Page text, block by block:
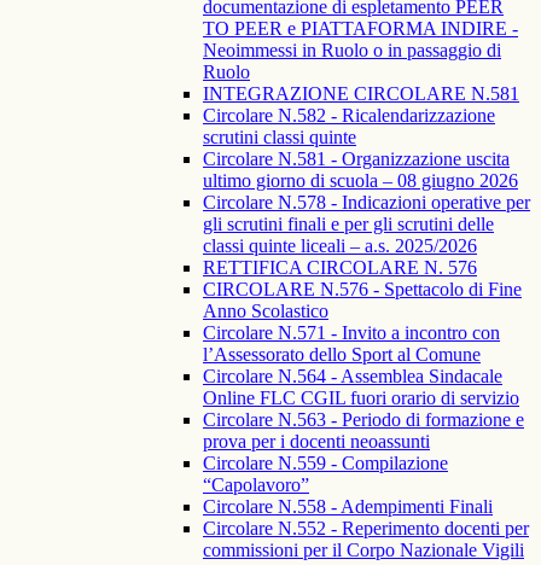
documentazione di espletamento PEER
TO PEER e PIATTAFORMA INDIRE -
Neoimmessi in Ruolo o in passaggio di
Ruolo
INTEGRAZIONE CIRCOLARE N.581
Circolare N.582 - Ricalendarizzazione
scrutini classi quinte
Circolare N.581 - Organizzazione uscita
ultimo giorno di scuola – 08 giugno 2026
Circolare N.578 - Indicazioni operative per
gli scrutini finali e per gli scrutini delle
classi quinte liceali – a.s. 2025/2026
RETTIFICA CIRCOLARE N. 576
CIRCOLARE N.576 - Spettacolo di Fine
Anno Scolastico
Circolare N.571 - Invito a incontro con
l’Assessorato dello Sport al Comune
Circolare N.564 - Assemblea Sindacale
Online FLC CGIL fuori orario di servizio
Circolare N.563 - Periodo di formazione e
prova per i docenti neoassunti
Circolare N.559 - Compilazione
“Capolavoro”
Circolare N.558 - Adempimenti Finali
Circolare N.552 - Reperimento docenti per
commissioni per il Corpo Nazionale Vigili